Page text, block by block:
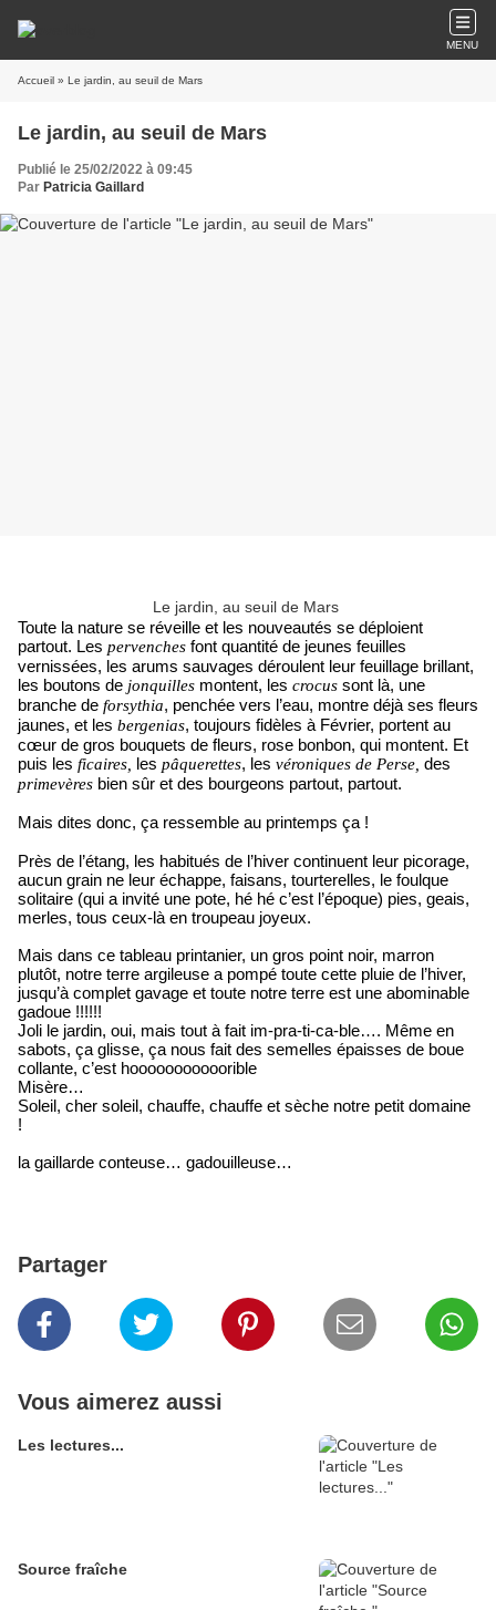
MENU
Accueil » Le jardin, au seuil de Mars
Le jardin, au seuil de Mars
Publié le 25/02/2022 à 09:45
Par Patricia Gaillard
Le jardin, au seuil de Mars
Toute la nature se réveille et les nouveautés se déploient
partout. Les pervenches font quantité de jeunes feuilles
vernissées, les arums sauvages déroulent leur feuillage brillant,
les boutons de jonquilles montent, les crocus sont là, une
branche de forsythia, penchée vers l’eau, montre déjà ses fleurs
jaunes, et les bergenias, toujours fidèles à Février, portent au
cœur de gros bouquets de fleurs, rose bonbon, qui montent. Et
puis les ficaires, les pâquerettes, les véroniques de Perse, des
primevères bien sûr et des bourgeons partout, partout.
Mais dites donc, ça ressemble au printemps ça !
Près de l’étang, les habitués de l’hiver continuent leur picorage,
aucun grain ne leur échappe, faisans, tourterelles, le foulque
solitaire (qui a invité une pote, hé hé c’est l’époque) pies, geais,
merles, tous ceux-là en troupeau joyeux.
Mais dans ce tableau printanier, un gros point noir, marron
plutôt, notre terre argileuse a pompé toute cette pluie de l’hiver,
jusqu’à complet gavage et toute notre terre est une abominable
gadoue !!!!!!
Joli le jardin, oui, mais tout à fait im-pra-ti-ca-ble…. Même en
sabots, ça glisse, ça nous fait des semelles épaisses de boue
collante, c’est hooooooooooorible
Misère…
Soleil, cher soleil, chauffe, chauffe et sèche notre petit domaine
!
la gaillarde conteuse… gadouilleuse…
Partager
Vous aimerez aussi
Les lectures...
Source fraîche